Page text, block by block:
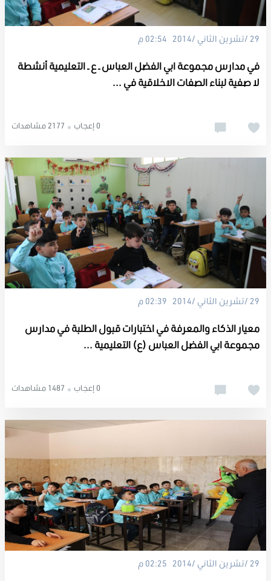
29 /تشرين الثاني /2014 02:54 م
في مدارس مجموعة ابي الفضل العباس ـ ع ـ التعليمية أنشطة
لا صفية لبناء الصفات الاخلاقية في ...
2177 مشاهدات 0 إعجاب
29 /تشرين الثاني /2014 02:39 م
معيار الذكاء والمعرفة في اختبارات قبول الطلبة في مدارس
مجموعة ابي الفضل العباس (ع) التعليمية ...
1487 مشاهدات 0 إعجاب
29 /تشرين الثاني /2014 02:25 م